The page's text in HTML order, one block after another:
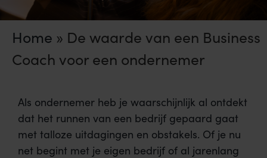
Home » De waarde van een Business
Coach voor een ondernemer
Als ondernemer heb je waarschijnlijk al ontdekt
dat het runnen van een bedrijf gepaard gaat
met talloze uitdagingen en obstakels. Of je nu
net begint met je eigen bedrijf of al jarenlang